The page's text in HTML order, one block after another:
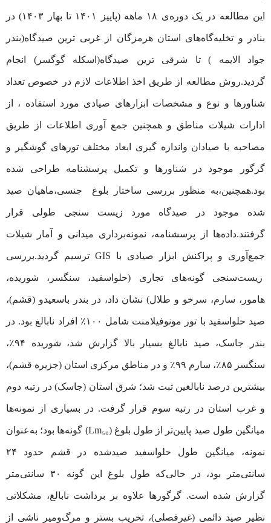
این مطالعه در یک دوره‌ی ۱۸ ماهه (پاییز ۱۴۰۱ تا بهار ۱۴۰۳) در
بنادر و تخلیه‌گاه‌های استان هرمزگان از غربی ترین صیدگاه(بندر
جواد الایمه ) تا شرقی ترین صیدگاه(اسکله گوگسر) انجام
گردید.روش مطالعه از طریق اخذ اطلاعات لازم در خصوص تعداد
شناورها و نوع و مشخصات ابزارهای صیادی مورد استفاده ، از
ادارات شیلات مناطق و همچنین جمع آوری اطلاعات از طریق
مصاحبه با صیادان واندازه گیری ابعاد مختلف تورهای گوشگیر و
گرگور موجود در شناورها و تکمیل پرسشنامه طراحی شده
بود.همچنین،به منظور بررسی ساختار بلوغ جنسی،ماهیان صید
شده موجود در صیدگاه مورد زیست سنجی طولی قرار
گرفتند.داده‌ها از پرسشنامه، نمونه‌برداری میدانی و آمار شیلات
جمع‌آوری و پراکنش ابزار صیادی با GIS ترسیم گردید.بررسی
زیست‌سنجی گونه‌های تجاری (حلواسفید، سنگسر، شوریده،
هامور، سارم، سرخو و طلال) نشان داد، در بندر باسعیدو (قشم)،
صید حلواسفید با تور مونوفیلامنت شامل ۱۰۰٪ افراد نابالغ بود. در
بندر جاسک، صید نابالغ بسیار بالا گزارش شد، شوریده ۹۴٪،
سنگسر ۸۵٪، سارم ۹۹٪ و در مناطق مرکزی استان (جزیره قشم)،
بیشترین درصد نابالغین ثبت شد؛ شرق استان (جاسک) در رتبه دوم
و غرب استان در رتبه سوم قرار گرفت. در بسیاری از نمونه‌ها
میانگین طول صید پایین‌تر از طول بلوغ (Lm₅₀) گونه‌ها بود؛ به‌عنوان
نمونه، میانگین طول حلواسفید صیدشده در قشم حدود ۲۴
سانتی‌متر بود، در حالی‌که طول بلوغ این گونه ۳۰ سانتی‌متر
گزارش شده است. گرگورها علاوه بر برداشت نابالغ، مشکلاتی
نظیر صید دائمی (غیرفصلی)، تخریب بستر و مرگ‌ومیر ناشی از